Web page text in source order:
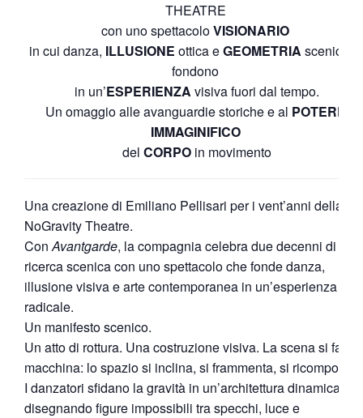
THEATRE
con uno spettacoloVISIONARIO
in cui danza, ILLUSIONE ottica eGEOMETRIA scenica si
fondono
in un’ESPERIENZA visiva fuori dal tempo.
Un omaggio alle avanguardie storiche e al POTERE
IMMAGINIFICO
del CORPO in movimento
Una creazione di Emiliano Pellisari per i vent’anni della
NoGravity Theatre.
ConAvantgarde, la compagnia celebra due decenni di
ricerca scenica con uno spettacolo che fonde danza,
illusione visiva e arte contemporanea in un’esperienza
radicale.
Un manifesto scenico.
Un atto di rottura. Una costruzione visiva. La scena si fa
macchina: lo spazio si inclina, si frammenta, si ricompone.
I danzatori sfidano la gravità in un’architettura dinamica,
disegnando figure impossibili tra specchi, luce e